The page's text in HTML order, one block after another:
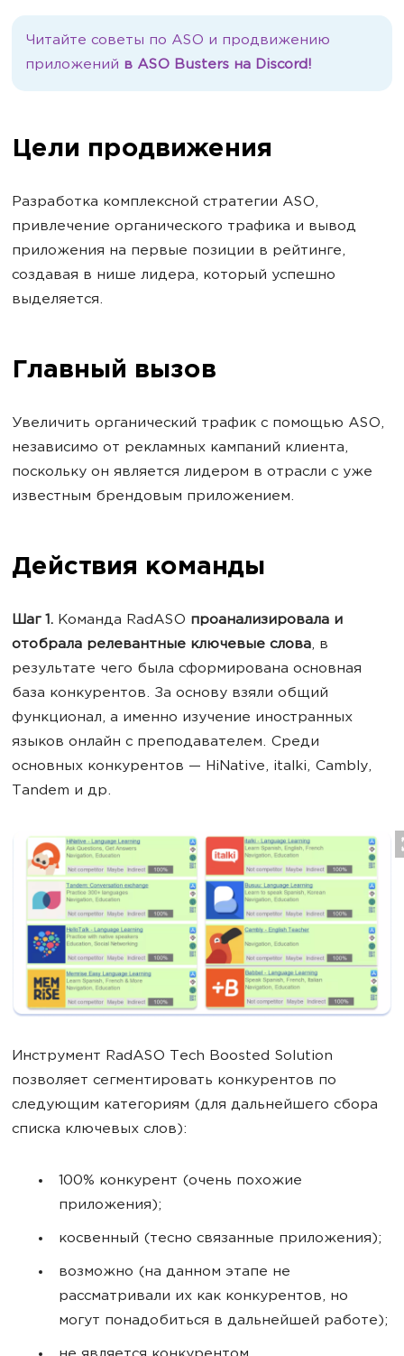
Читайте советы по ASO и продвижению
приложений в ASO Busters на Discord!
Цели продвижения
Разработка комплексной стратегии ASO,
привлечение органического трафика и вывод
приложения на первые позиции в рейтинге,
создавая в нише лидера, который успешно
выделяется.
Главный вызов
Увеличить органический трафик с помощью ASO,
независимо от рекламных кампаний клиента,
поскольку он является лидером в отрасли с уже
известным брендовым приложением.
Действия команды
Шаг 1. Команда RadASO проанализировала и
отобрала релевантные ключевые слова, в
результате чего была сформирована основная
база конкурентов. За основу взяли общий
функционал, а именно изучение иностранных
языков онлайн с преподавателем. Среди
основных конкурентов — HiNative, italki, Cambly,
Tandem и др.
Инструмент RadASO Tech Boosted Solution
позволяет сегментировать конкурентов по
следующим категориям (для дальнейшего сбора
списка ключевых слов):
100% конкурент (очень похожие
приложения);
косвенный (тесно связанные приложения);
возможно (на данном этапе не
рассматривали их как конкурентов, но
могут понадобиться в дальнейшей работе);